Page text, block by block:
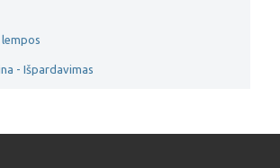
- Išpardavimas